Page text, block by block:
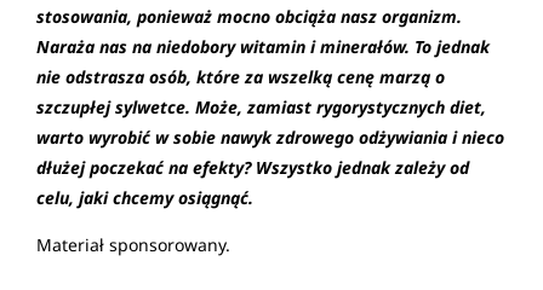
stosowania, ponieważ mocno obciąża nasz organizm.
Naraża nas na niedobory witamin i minerałów. To jednak
nie odstrasza osób, które za wszelką cenę marzą o
szczupłej sylwetce. Może, zamiast rygorystycznych diet,
warto wyrobić w sobie nawyk zdrowego odżywiania i nieco
dłużej poczekać na efekty? Wszystko jednak zależy od
celu, jaki chcemy osiągnąć.
Materiał sponsorowany.